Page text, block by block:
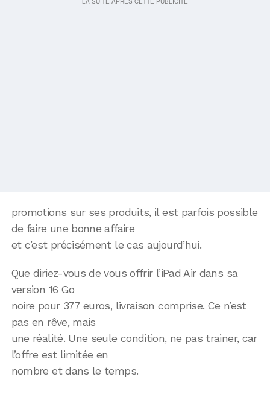
promotions sur ses produits, il est parfois possible
de faire une bonne affaire
et c’est précisément le cas aujourd’hui.
Que diriez-vous de vous offrir l’iPad Air dans sa
version 16 Go
noire pour 377 euros, livraison comprise. Ce n’est
pas en rêve, mais
une réalité. Une seule condition, ne pas trainer, car
l’offre est limitée en
nombre et dans le temps.